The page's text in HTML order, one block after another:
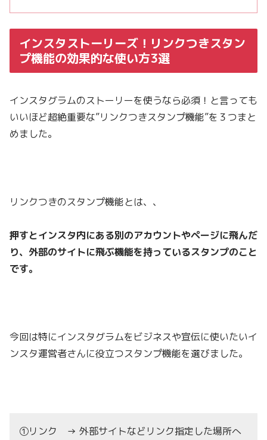
インスタストーリーズ！リンクつきスタン
プ機能の効果的な使い方3選
インスタグラムのストーリーを使うなら必須！と言っても
いいほど超絶重要な”リンクつきスタンプ機能”を３つまと
めました。
リンクつきのスタンプ機能とは、、
押すとインスタ内にある別のアカウントやページに飛んだ
り、外部のサイトに飛ぶ機能を持っているスタンプのこと
です。
今回は特にインスタグラムをビジネスや宣伝に使いたいイ
ンスタ運営者さんに役立つスタンプ機能を選びました。
①リンク → 外部サイトなどリンク指定した場所へ